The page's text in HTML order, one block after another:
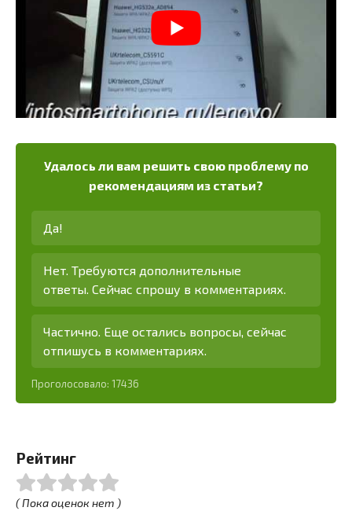
Удалось ли вам решить свою проблему по
рекомендациям из статьи?
Да!
Нет. Требуются дополнительные
ответы. Сейчас спрошу в комментариях.
Частично. Еще остались вопросы, сейчас
отпишусь в комментариях.
Проголосовало: 17436
Рейтинг
( Пока оценок нет )